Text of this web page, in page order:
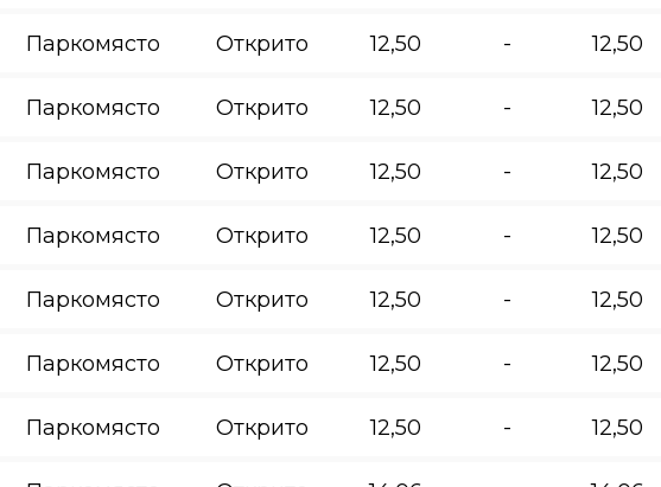
Паркомясто Открито 12,50 - 12,50
Паркомясто Открито 12,50 - 12,50
Паркомясто Открито 12,50 - 12,50
Паркомясто Открито 12,50 - 12,50
Паркомясто Открито 12,50 - 12,50
Паркомясто Открито 12,50 - 12,50
Паркомясто Открито 12,50 - 12,50